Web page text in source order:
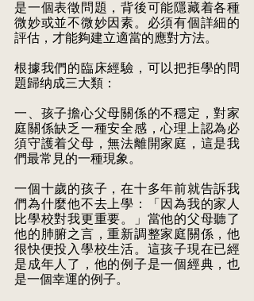
是一個表徵問題，背後可能隱藏着各種
微妙或並不微妙因素。必須有個詳細的
評估，才能夠建立適當的應對方法。
根據我們的臨床經驗，可以把拒學的問
題歸纳成三大類：
一、孩子擔心父母關係的不穩定，對家
庭關係缺乏一種安全感，心理上認為必
須守護着父母，無法離開家庭，這是我
們最常見的一種現象。
一個十歲的孩子，在十多年前就告訴我
們為什麼他不去上學：「因為我的家人
比學校對我更重要。」當他的父母聽了
他的肺腑之言，重新調整家庭關係，他
很快便投入學校生活。這孩子現在已經
是成年人了，他的例子是一個經典，也
是一個幸運的例子。